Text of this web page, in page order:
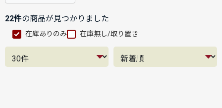
22件の商品が見つかりました
在庫ありのみ 在庫無し/取り置き